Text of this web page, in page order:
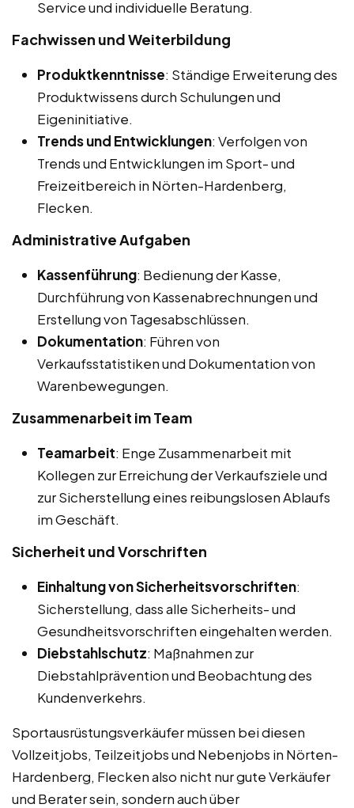
Service und individuelle Beratung.
Fachwissen und Weiterbildung
Produktkenntnisse: Ständige Erweiterung des
Produktwissens durch Schulungen und
Eigeninitiative.
Trends und Entwicklungen: Verfolgen von
Trends und Entwicklungen im Sport- und
Freizeitbereich in Nörten-Hardenberg,
Flecken.
Administrative Aufgaben
Kassenführung: Bedienung der Kasse,
Durchführung von Kassenabrechnungen und
Erstellung von Tagesabschlüssen.
Dokumentation: Führen von
Verkaufsstatistiken und Dokumentation von
Warenbewegungen.
Zusammenarbeit im Team
Teamarbeit: Enge Zusammenarbeit mit
Kollegen zur Erreichung der Verkaufsziele und
zur Sicherstellung eines reibungslosen Ablaufs
im Geschäft.
Sicherheit und Vorschriften
Einhaltung von Sicherheitsvorschriften:
Sicherstellung, dass alle Sicherheits- und
Gesundheitsvorschriften eingehalten werden.
Diebstahlschutz: Maßnahmen zur
Diebstahlprävention und Beobachtung des
Kundenverkehrs.
Sportausrüstungsverkäufer müssen bei diesen
Vollzeitjobs, Teilzeitjobs und Nebenjobs in Nörten-
Hardenberg, Flecken also nicht nur gute Verkäufer
und Berater sein, sondern auch über